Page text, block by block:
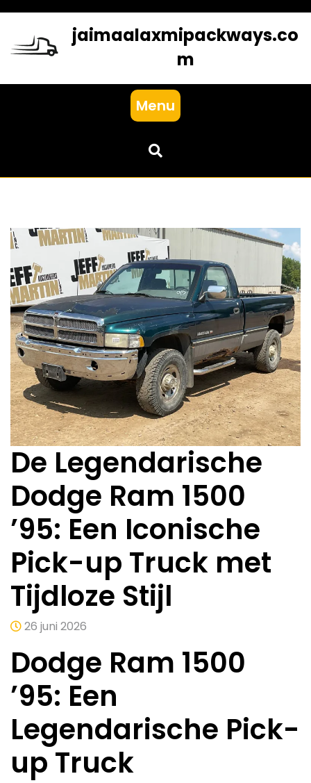
content
jaimaalaxmipackways.co
m
Menu
De Legendarische
Dodge Ram 1500
’95: Een Iconische
Pick-up Truck met
Tijdloze Stijl
26 juni 2026
Dodge Ram 1500
’95: Een
Legendarische Pick-
up Truck